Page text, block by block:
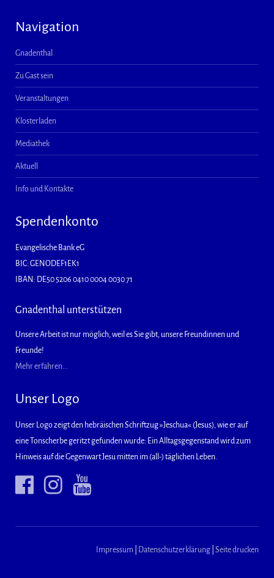
Navigation
Gnadenthal
Zu Gast sein
Veranstaltungen
Klosterladen
Mediathek
Aktuell
Info und Kontakte
Spendenkonto
Evangelische Bank eG
BIC: GENODEF1EK1
IBAN: DE50 5206 0410 0004 0030 71
Gnadenthal unterstützen
Unsere Arbeit ist nur möglich, weil es Sie gibt, unsere Freundinnen und
Freunde!
Mehr erfahren...
Unser Logo
Unser Logo zeigt den hebräischen Schriftzug »Jeschua« (Jesus), wie er auf
eine Tonscherbe geritzt gefunden wurde: Ein Alltagsgegenstand wird zum
Hinweis auf die Gegenwart Jesu mitten im (all-) täglichen Leben.
Impressum Datenschutzerklärung Seite drucken